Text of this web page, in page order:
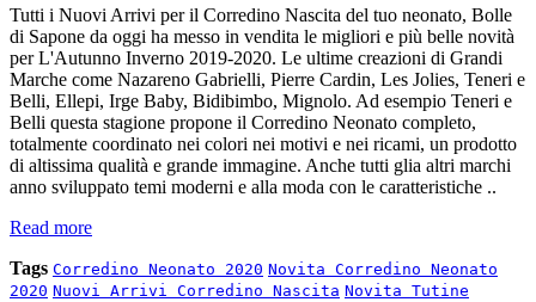
Tutti i Nuovi Arrivi per il Corredino Nascita del tuo neonato, Bolle
di Sapone da oggi ha messo in vendita le migliori e più belle novità
per L'Autunno Inverno 2019-2020. Le ultime creazioni di Grandi
Marche come Nazareno Gabrielli, Pierre Cardin, Les Jolies, Teneri e
Belli, Ellepi, Irge Baby, Bidibimbo, Mignolo. Ad esempio Teneri e
Belli questa stagione propone il Corredino Neonato completo,
totalmente coordinato nei colori nei motivi e nei ricami, un prodotto
di altissima qualità e grande immagine. Anche tutti glia altri marchi
anno sviluppato temi moderni e alla moda con le caratteristiche ..
Read more
Tags Corredino Neonato 2020 Novita Corredino Neonato
2020 Nuovi Arrivi Corredino Nascita Novita Tutine